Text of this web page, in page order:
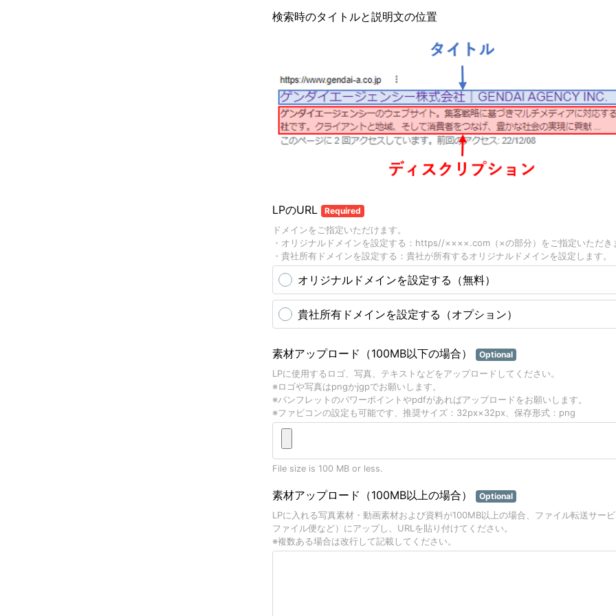
検索時のタイトルと説明文の位置
LPのURL Required
ドメインをご指定いただけます。
・オリジナルドメインを設定する：https//××××.com（×の部分）をご指定いただき
・貴社所有ドメインを設定する：貴社が所有するオリジナルドメインを設定します。
オリジナルドメインを設定する（無料）
貴社所有ドメインを設定する（オプション）
素材アップロード（100MB以下の場合） Optional
LPに使用するロゴ、写真、テキストなどをアップロードしてください。
※ロゴや写真はpngかjgpでお願いします。
※パンフレットのパワーポイントやpdfがあればアップロードをお願いします。
※ファビコンの設定も可能です、推奨サイズ：32px×32px、保存形式：png
File size is 100 MB or less.
素材アップロード（100MB以上の場合） Optional
LPに入れる写真素材・動画素材および資料が100MB以上の場合、ファイル転送サー
ファイル便など）にアップし、URLを貼り付けてください。
※複数ある場合は改行して記載してください。